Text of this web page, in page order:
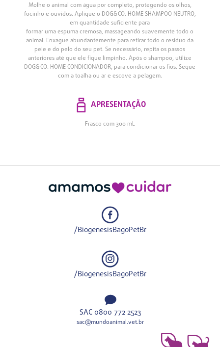
Molhe o animal com água por completo, protegendo os olhos,
focinho e ouvidos. Aplique o DOG&CO. HOME SHAMPOO NEUTRO,
em quantidade suficiente para
formar uma espuma cremosa, massageando suavemente todo o
animal. Enxague abundantemente para retirar todo o resíduo da
pele e do pelo do seu pet. Se necessário, repita os passos
anteriores até que ele fique limpinho. Após o shampoo, utilize
DOG&CO. HOME CONDICIONADOR, para condicionar os fios. Seque
com a toalha ou ar e escove a pelagem.
APRESENTAÇÃO
Frasco com 300 mL
/BiogenesisBagoPetBr
/BiogenesisBagoPetBr
SAC 0800 772 2523
sac@mundoanimal.vet.br